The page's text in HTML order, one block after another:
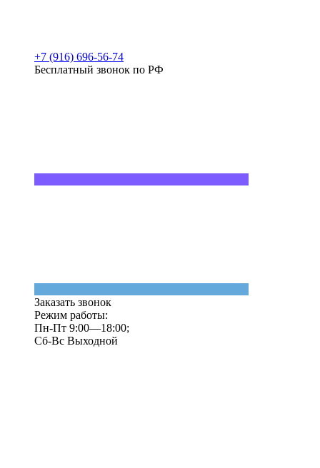
+7 (916) 696-56-74
Бесплатный звонок по РФ
Заказать звонок
Режим работы:
Пн-Пт 9:00—18:00;
Сб-Вс Выходной